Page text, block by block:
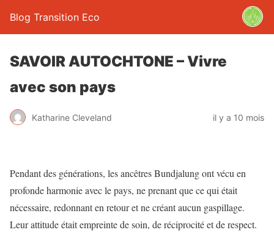
Blog Transition Eco
SAVOIR AUTOCHTONE – Vivre
avec son pays
Katharine Cleveland il y a 10 mois
Pendant des générations, les ancêtres Bundjalung ont vécu en
profonde harmonie avec le pays, ne prenant que ce qui était
nécessaire, redonnant en retour et ne créant aucun gaspillage.
Leur attitude était empreinte de soin, de réciprocité et de respect.